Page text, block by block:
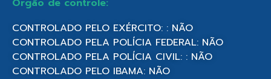
Órgão de controle:
CONTROLADO PELO EXÉRCITO: : NÃO
CONTROLADO PELA POLÍCIA FEDERAL: NÃO
CONTROLADO PELA POLÍCIA CIVIL: : NÃO
CONTROLADO PELO IBAMA: NÃO